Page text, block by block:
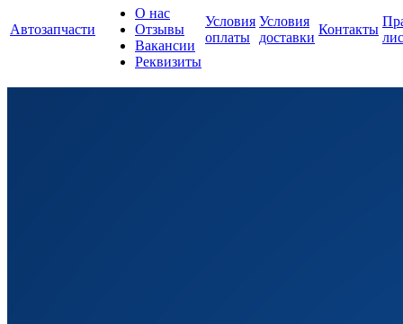
Автозапчасти
О нас
Отзывы
Вакансии
Реквизиты
Условия
оплаты
Условия
доставки
Контакты